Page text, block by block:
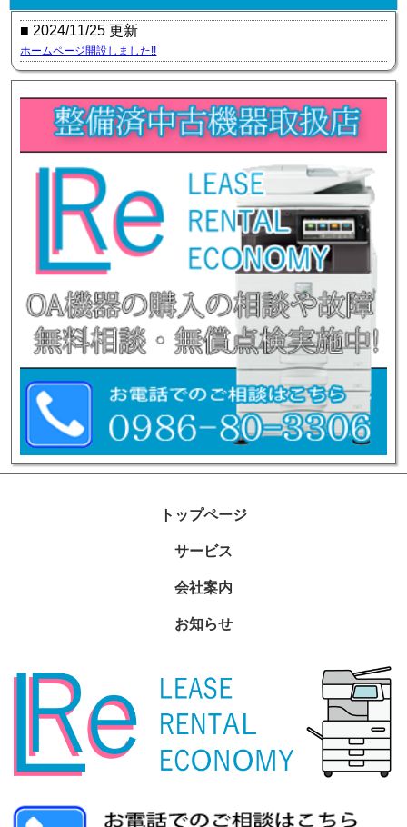
■ 2024/11/25 更新
ホームページ開設しました!!
トップページ
サービス
会社案内
お知らせ